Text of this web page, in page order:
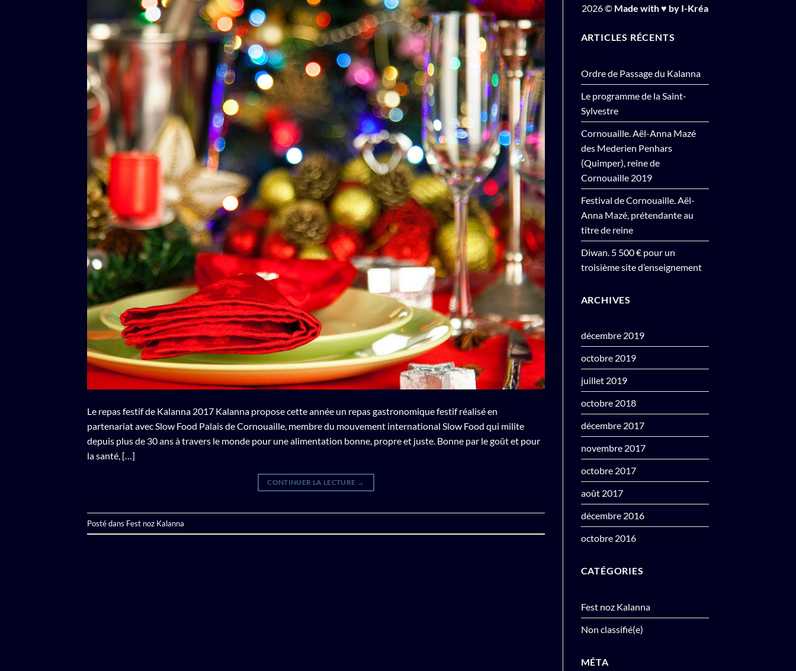
Le repas festif de Kalanna 2017 Kalanna propose cette année un repas gastronomique festif réalisé en
partenariat avec Slow Food Palais de Cornouaille, membre du mouvement international Slow Food qui milite
depuis plus de 30 ans à travers le monde pour une alimentation bonne, propre et juste. Bonne par le goût et pour
la santé, […]
CONTINUER LA LECTURE →
Posté dans Fest noz Kalanna
2026 © Made with ♥ by I-Kréa
ARTICLES RÉCENTS
Ordre de Passage du Kalanna
Le programme de la Saint-
Sylvestre
Cornouaille. Aël-Anna Mazé
des Mederien Penhars
(Quimper), reine de
Cornouaille 2019
Festival de Cornouaille. Aël-
Anna Mazé, prétendante au
titre de reine
Diwan. 5 500 € pour un
troisième site d’enseignement
ARCHIVES
décembre 2019
octobre 2019
juillet 2019
octobre 2018
décembre 2017
novembre 2017
octobre 2017
août 2017
décembre 2016
octobre 2016
CATÉGORIES
Fest noz Kalanna
Non classifié(e)
MÉTA